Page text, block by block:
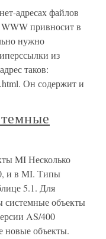
адресах файлов
привносит в
нужно
из
таков:
Он содержит и
MI Несколько
и в MI. Типы
5.1. Для
системные объекты
AS/400
новые объекты.